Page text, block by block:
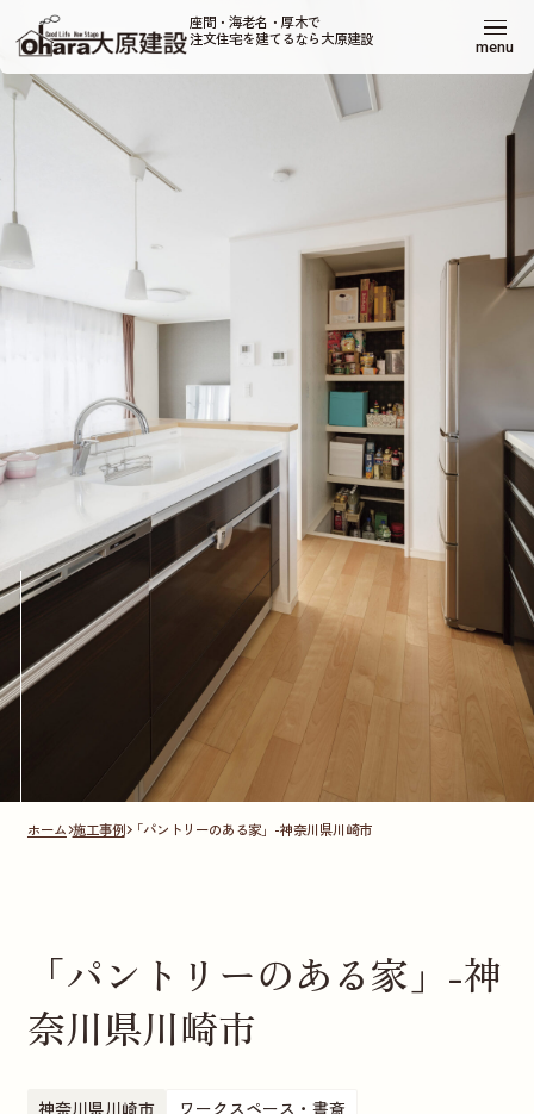
座間・海老名・厚木で
注文住宅を建てるなら大原建設
menu
ホーム 施工事例 「パントリーのある家」-神奈川県川崎市
「パントリーのある家」-神
奈川県川崎市
神奈川県川崎市 ワークスペース・書斎